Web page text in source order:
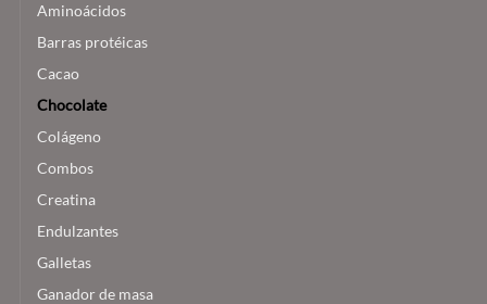
Aminoácidos
Barras protéicas
Cacao
Chocolate
Colágeno
Combos
Creatina
Endulzantes
Galletas
Ganador de masa